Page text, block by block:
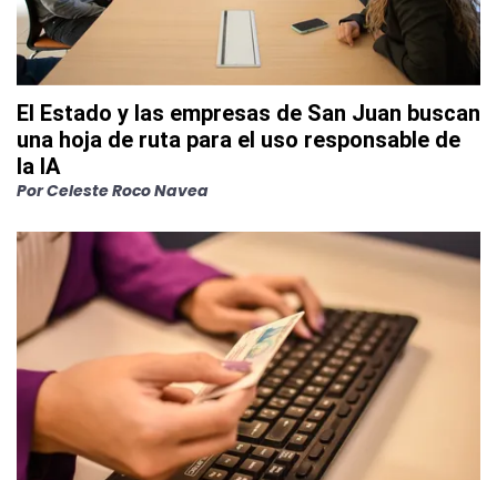
El Estado y las empresas de San Juan buscan
una hoja de ruta para el uso responsable de
la IA
PorCeleste Roco Navea